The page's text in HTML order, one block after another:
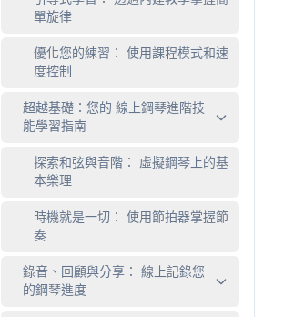
單旋律
優化您的練習： 使用課程模式和速
度控制
超越基礎：您的 線上鋼琴進階技
能學習指南
探索和弦與音階： 虛擬鋼琴上的基
本樂理
時機就是一切： 使用節拍器掌握節
奏
錄音、回顧與分享： 線上記錄您
的鋼琴進度